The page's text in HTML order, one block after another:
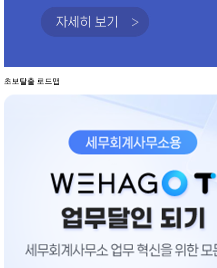
초보탈출 로드맵